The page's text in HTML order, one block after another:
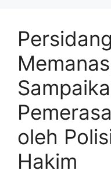
oleh
Hakim